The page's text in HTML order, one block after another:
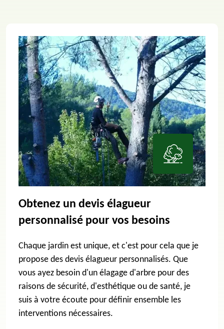
Obtenez un devis élagueur
personnalisé pour vos besoins
Chaque jardin est unique, et c'est pour cela que je
propose des devis élagueur personnalisés. Que
vous ayez besoin d'un élagage d'arbre pour des
raisons de sécurité, d'esthétique ou de santé, je
suis à votre écoute pour définir ensemble les
interventions nécessaires.